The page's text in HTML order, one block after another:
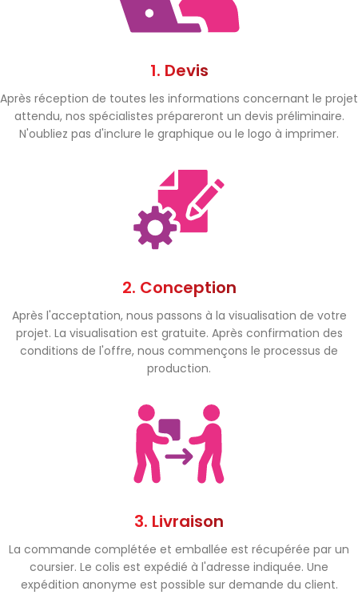
1. Devis
Après réception de toutes les informations concernant le projet
attendu, nos spécialistes prépareront un devis préliminaire.
N'oubliez pas d'inclure le graphique ou le logo à imprimer.
2. Conception
Après l'acceptation, nous passons à la visualisation de votre
projet. La visualisation est gratuite. Après confirmation des
conditions de l'offre, nous commençons le processus de
production.
3. Livraison
La commande complétée et emballée est récupérée par un
coursier. Le colis est expédié à l'adresse indiquée. Une
expédition anonyme est possible sur demande du client.